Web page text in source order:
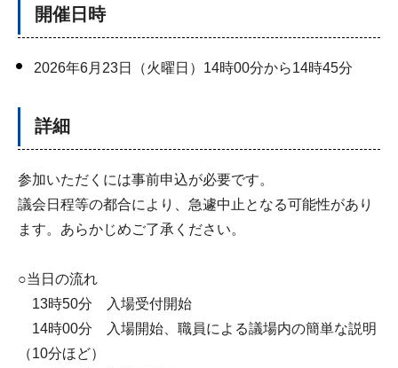
開催日時
2026年6月23日（火曜日）14時00分から14時45分
詳細
参加いただくには事前申込が必要です。
議会日程等の都合により、急遽中止となる可能性があり
ます。あらかじめご了承ください。
○当日の流れ
13時50分 入場受付開始
14時00分 入場開始、職員による議場内の簡単な説明
（10分ほど）